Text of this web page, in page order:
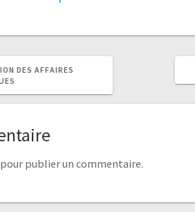
DES AFFAIRES
pour publier un commentaire.